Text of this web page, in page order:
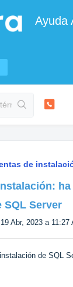
Ayuda
de
SQL Server
Abr, 2023 a 11:27
de SQL